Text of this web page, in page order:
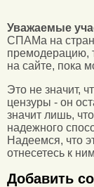
Уважаемые
СПАМа на
премодерацию,
на сайте, пока
Это не значит,
цензуры - он
значит лишь,
надежного
Надеемся, что
отнесетесь к
Добавить